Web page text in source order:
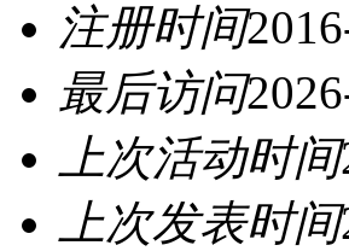
注册时间
最后访问
上次活动时间
上次发表时间